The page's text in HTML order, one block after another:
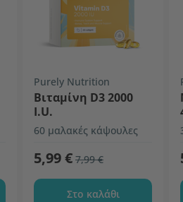
Purely Nutrition
Βιταμίνη D3 2000
I.U.
60 μαλακές κάψουλες
5,99 € 7,99 €
Στο καλάθι